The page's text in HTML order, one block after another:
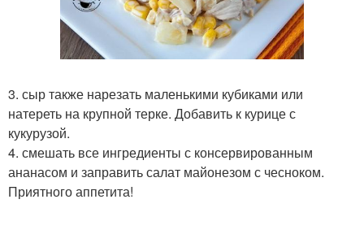
3. сыр также нарезать маленькими кубиками или
натереть на крупной терке. Добавить к курице с
кукурузой.
4. смешать все ингредиенты с консервированным
ананасом и заправить салат майонезом с чесноком.
Приятного аппетита!